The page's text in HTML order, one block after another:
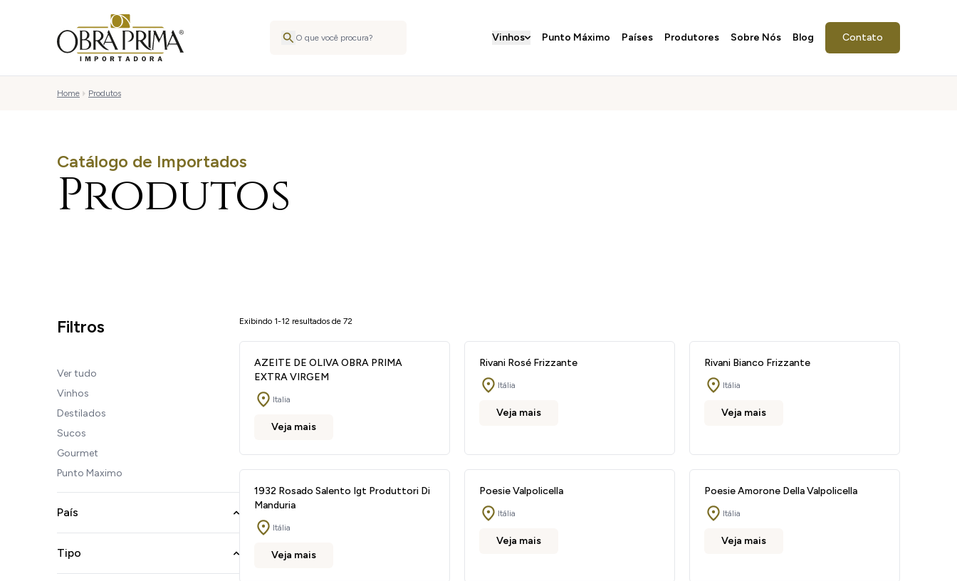
Vinhos Punto Máximo Países Produtores Sobre Nós Blog Contato
Home Produtos
Catálogo de Importados
Produtos
Filtros
Ver tudo
Vinhos
Destilados
Sucos
Gourmet
Punto Maximo
País
Tipo
Exibindo 1-12 resultados de 72
AZEITE DE OLIVA OBRA PRIMA
EXTRA VIRGEM
Italia
Veja mais
Rivani Rosé Frizzante
Itália
Veja mais
Rivani Bianco Frizzante
Itália
Veja mais
1932 Rosado Salento Igt Produttori Di
Manduria
Itália
Veja mais
Poesie Valpolicella
Itália
Veja mais
Poesie Amorone Della Valpolicella
Itália
Veja mais